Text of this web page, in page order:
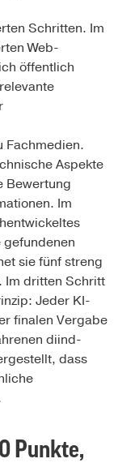
Schritten. Im
Web-
öffentlich
Fachmedien.
Aspekte
Bewertung
Im
gefundenen
sie fünf streng
Im dritten Schritt
Jeder KI-
finalen Vergabe
diind-
dass
Punkte,